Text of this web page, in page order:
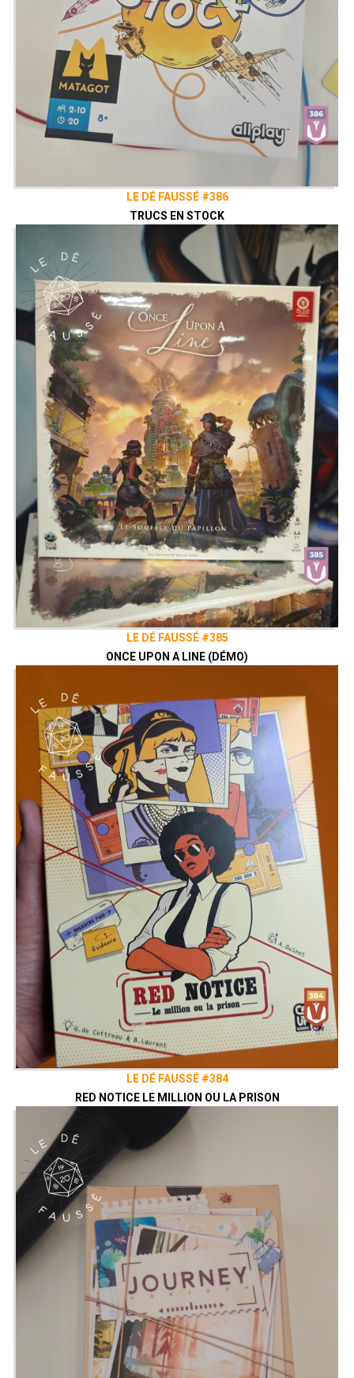
LE DÉ FAUSSÉ #386
TRUCS EN STOCK
LE DÉ FAUSSÉ #385
ONCE UPON A LINE (DÉMO)
LE DÉ FAUSSÉ #384
RED NOTICE LE MILLION OU LA PRISON